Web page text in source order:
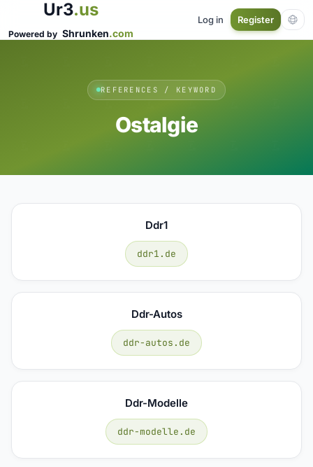
Ur3.us
Powered by Shrunken.com
Log in Register
REFERENCES / KEYWORD
Ostalgie
Ddr1
ddr1.de
Ddr-Autos
ddr-autos.de
Ddr-Modelle
ddr-modelle.de